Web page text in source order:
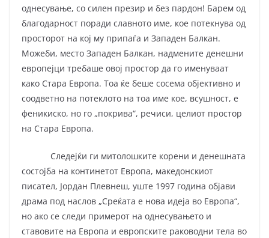
однесување, со силен презир и без пардон! Барем од
благодарност поради славното име, кое потекнува од
просторот на кој му припаѓа и Западен Балкан.
Можеби, место Западен Балкан, надмените денешни
европејци требаше овој простор да го именуваат
како Стара Европа. Тоа ќе беше сосема објективно и
соодветно на потеклото на тоа име кое, всушност, е
феникиско, но го „покрива“, речиси, целиот простор
на Стара Европа.
Следејќи ги митолошките корени и денешната
состојба на континетот Европа, македонскиот
писател, Јордан Плевнеш, уште 1997 година објави
драма под наслов „Среќата е нова идеја во Европа“,
но ако се следи примерот на однесувањето и
ставовите на Европа и европските раководни тела во